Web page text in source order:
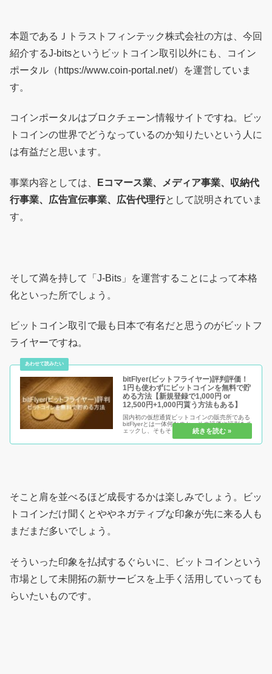
本題であるＪトラストフィンテック株式会社の方は、今回
紹介するJ-bitsというビットコイン取引以外にも、コイン
ポータル（https://www.coin-portal.net/）を運営していま
す。
コインポータルはブロクチェーン情報サイトですね。ビッ
トコインの世界でどうなっているのか知りたいという人に
は有益だと思います。
事業内容としては、
Eコマース業、メディア事業、収納代
行事業、広告宣伝事業、広告代理行として説明されていま
す。
そして満を持して「J-Bits」を運営することによって本格
化といった所でしょう。
ビットコイン取引で最も日本で有名だと思うのがビットフ
ライヤーですね。
bitFlyer(ビットフライヤー)評判評価！
1円も使わずにビットコインを無料で貯
める方法【新規登録で1,000円 or
12,500円+1,000円貰う方法もある】
国内初の仮想通貨ビットコインの販売所である
bitFlyerとは一体何なのか。その評価や評判をチ
ェックし、そもそもビットコインって何？とい
う方向けにも簡単ながら説明をしています。安
全なのか危険なのか、稼げるのか稼げないの
そこと肩を並べるほど成長するかは楽しみでしょう。ビッ
トコインだけ聞くとややネガティブな印象が先に来る人も
まだまだ多いでしょう。
そういった印象を払拭するぐらいに、ビットコインという
市場として未開拓の新サービスを上手く活用していっても
らいたいものです。